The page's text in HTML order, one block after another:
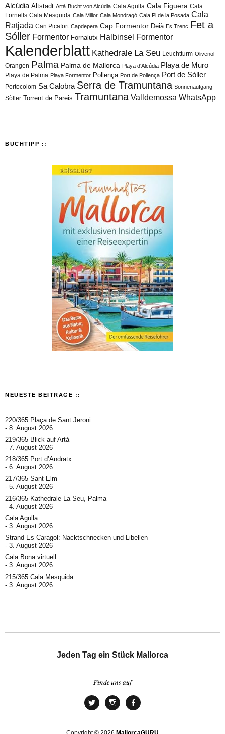
Alcúdia Altstadt Artà Bucht von Alcúdia Cala Agulla Cala Figuera Cala
Fornells Cala Mesquida Cala Millor Cala Mondragó Cala Pi de la Posada Cala
Ratjada Can Picafort Capdepera Cap Formentor Deià Es Trenc Fet a
Sóller Formentor Fornalutx Halbinsel Formentor
Kalenderblatt Kathedrale La Seu Leuchtturm Olivenöl
Orangen Palma Palma de Mallorca Playa d'Alcúdia Playa de Muro
Playa de Palma Playa Formentor Pollença Port de Pollença Port de Sóller
Portocolom Sa Calobra Serra de Tramuntana Sonnenaufgang
Sòller Torrent de Pareis Tramuntana Valldemossa WhatsApp
BUCHTIPP ::
NEUESTE BEITRÄGE ::
220/365 Plaça de Sant Jeroni
8. August 2026
219/365 Blick auf Artà
7. August 2026
218/365 Port d’Andratx
6. August 2026
217/365 Sant Elm
5. August 2026
216/365 Kathedrale La Seu, Palma
4. August 2026
Cala Agulla
3. August 2026
Strand Es Caragol: Nacktschnecken und Libellen
3. August 2026
Cala Bona virtuell
3. August 2026
215/365 Cala Mesquida
3. August 2026
Jeden Tag ein Stück Mallorca
Finde uns auf